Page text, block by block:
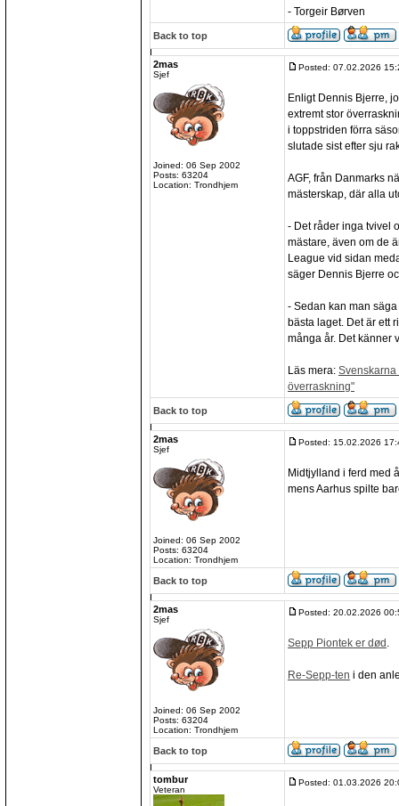
- Torgeir Børven
Back to top
2mas
Sjef
Joined: 06 Sep 2002
Posts: 63204
Location: Trondhjem
Posted: 07.02.2026
Enligt Dennis Bjerre,
extremt stor
i toppstriden förra
slutade sist efter sju
AGF, från Danmarks
mästerskap, där alla
- Det råder inga tvivel
mästare, även om de
League vid sidan
säger Dennis Bjerre
- Sedan kan man
bästa laget. Det är ett
många år. Det känner
Läs mera: Svenskarna
överraskning"
Back to top
2mas
Sjef
Joined: 06 Sep 2002
Posts: 63204
Location: Trondhjem
Posted: 15.02.2026
Midtjylland i ferd med
mens Aarhus spilte
Back to top
2mas
Sjef
Joined: 06 Sep 2002
Posts: 63204
Location: Trondhjem
Posted: 20.02.2026
Sepp Piontek er død .
Re-Sepp-ten i den
Back to top
tombur
Veteran
Posted: 01.03.2026